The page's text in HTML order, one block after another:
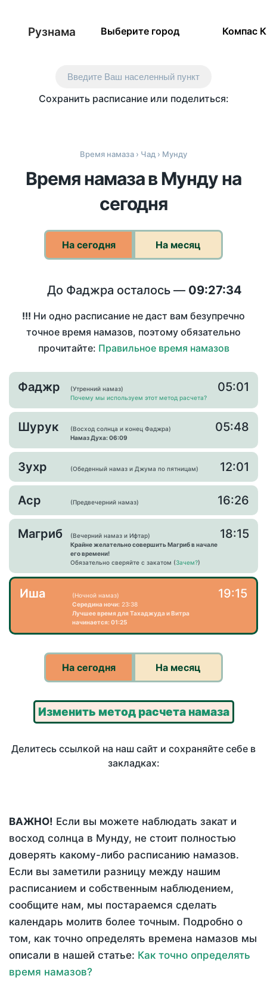
Рузнама Выберите город Компас
Введите Ваш населенный пункт
Сохранить расписание или поделиться:
Время намаза › Чад › Мунду
Время намаза в Мунду на
сегодня
На сегодня На месяц
До Фаджра осталось — 09:27:33
!!! Ни одно расписание не даст вам безупречно
точное время намазов, поэтому обязательно
прочитайте: Правильное время намазов
Фаджр
(Утренний намаз)
Почему мы используем этот метод расчета?
05:01
Шурук
(Восход солнца и конец Фаджра)
Намаз Духа: 06:09
05:48
Зухр (Обеденный намаз и Джума по пятницам) 12:01
Аср (Предвечерний намаз) 16:26
Магриб
(Вечерний намаз и Ифтар)
Крайне желательно совершить Магриб в начале
его времени!
Обязательно сверяйте с закатом (Зачем?)
18:15
Иша
(Ночной намаз)
Середина ночи: 23:38
Лучшее время для Тахаджуда и Витра
начинается: 01:25
19:15
На сегодня На месяц
Изменить метод расчета намаза
Делитесь ссылкой на наш сайт и сохраняйте себе в
закладках:
ВАЖНО! Если вы можете наблюдать закат и
восход солнца в Мунду, не стоит полностью
доверять какому-либо расписанию намазов.
Если вы заметили разницу между нашим
расписанием и собственным наблюдением,
сообщите нам, мы постараемся сделать
календарь молитв более точным. Подробно о
том, как точно определять времена намазов мы
описали в нашей статье: Как точно определять
время намазов?